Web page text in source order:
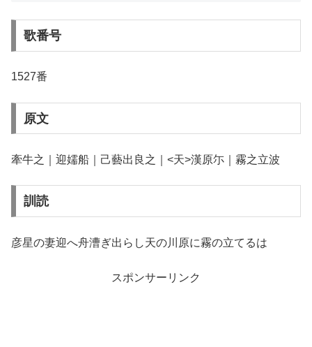
歌番号
1527番
原文
牽牛之｜迎嬬船｜己藝出良之｜<天>漢原尓｜霧之立波
訓読
彦星の妻迎へ舟漕ぎ出らし天の川原に霧の立てるは
スポンサーリンク